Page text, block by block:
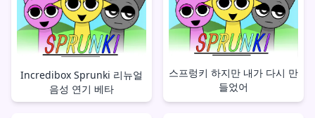
Incredibox Sprunki 리뉴얼
음성 연기 베타
스프렁키 하지만 내가 다시 만
들었어